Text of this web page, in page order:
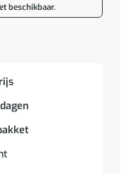
beschikbaar.